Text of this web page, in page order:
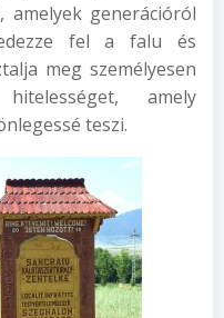
generációról
fel a falu és
meg személyesen
amely
teszi.